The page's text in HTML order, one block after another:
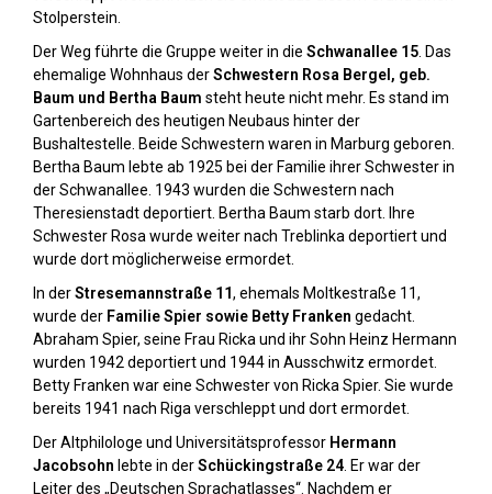
Stolperstein.
Der Weg führte die Gruppe weiter in die Schwanallee 15 . Das
ehemalige Wohnhaus derSchwestern Rosa Bergel, geb.
Baum und Bertha Baum steht heute nicht mehr. Es stand im
Gartenbereich des heutigen Neubaus hinter der
Bushaltestelle. Beide Schwestern waren in Marburg geboren.
Bertha Baum lebte ab 1925 bei der Familie ihrer Schwester in
der Schwanallee. 1943 wurden die Schwestern nach
Theresienstadt deportiert. Bertha Baum starb dort. Ihre
Schwester Rosa wurde weiter nach Treblinka deportiert und
wurde dort möglicherweise ermordet.
In derStresemannstraße 11, ehemals Moltkestraße 11,
wurde der Familie Spier sowie Betty Franken gedacht.
Abraham Spier, seine Frau Ricka und ihr Sohn Heinz Hermann
wurden 1942 deportiert und 1944 in Ausschwitz ermordet.
Betty Franken war eine Schwester von Ricka Spier. Sie wurde
bereits 1941 nach Riga verschleppt und dort ermordet.
Der Altphilologe und Universitätsprofessor Hermann
Jacobsohn lebte in derSchückingstraße 24 . Er war der
Leiter des „Deutschen Sprachatlasses“. Nachdem er